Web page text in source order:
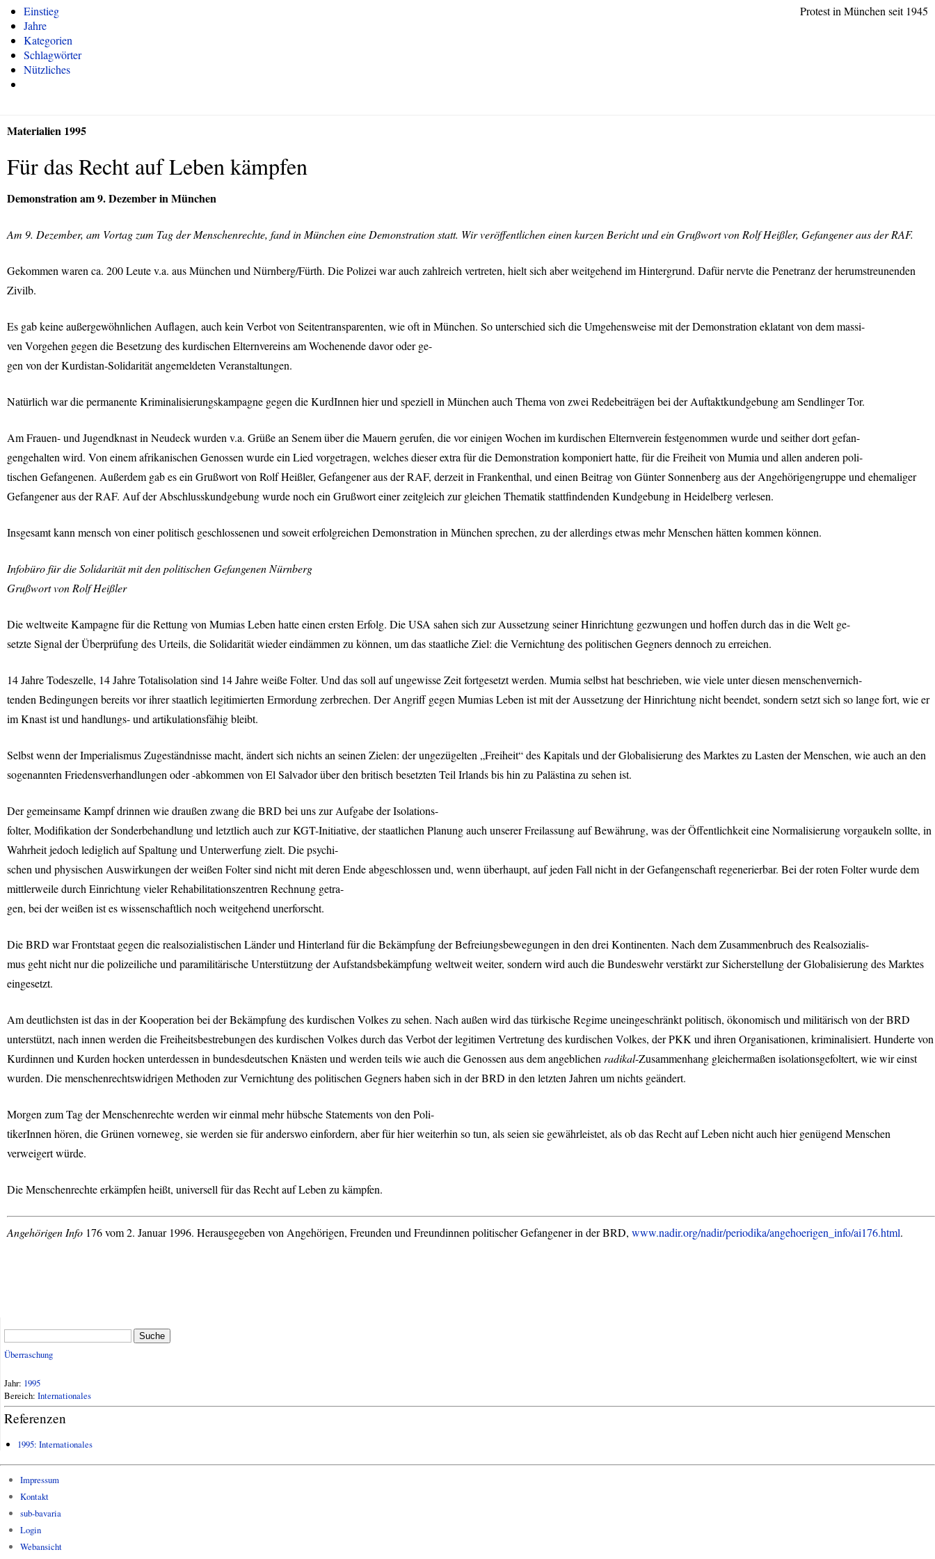
Protest in München seit 1945
Einstieg
Jahre
Kategorien
Schlagwörter
Nützliches
Materialien 1995
Für das Recht auf Leben kämpfen
Demonstration am 9. Dezember in München
Am 9. Dezember, am Vortag zum Tag der Menschenrechte, fand in München eine Demonstration statt. Wir veröffentlichen einen kurzen Bericht und ein Grußwort von Rolf Heißler, Gefangener aus derRAF.
Gekommen waren ca. 200 Leute v.a. aus München und Nürnberg/Fürth. Die Polizei war auch zahlreich vertreten, hielt sich aber weitgehend im Hintergrund. Dafür nervte die Penetranz der herumstreunenden
Zivilb.
Es gab keine außergewöhnlichen Auflagen, auch kein Verbot von Seitentransparenten, wie oft in München. So unterschied sich die Umgehensweise mit der Demonstration eklatant von dem massi-
ven Vorgehen gegen die Besetzung des kurdischen Elternvereins am Wochenende davor oder ge-
gen von der Kurdistan-Solidarität angemeldeten Veranstaltungen.
Natürlich war die permanente Kriminalisierungskampagne gegen die KurdInnen hier und speziell in München auch Thema von zwei Redebeiträgen bei der Auftaktkundgebung am Sendlinger Tor.
Am Frauen- und Jugendknast in Neudeck wurden v.a. Grüße an Senem über die Mauern gerufen, die vor einigen Wochen im kurdischen Elternverein festgenommen wurde und seither dort gefan-
gengehalten wird. Von einem afrikanischen Genossen wurde ein Lied vorgetragen, welches dieser extra für die Demonstration komponiert hatte, für die Freiheit von Mumia und allen anderen poli-
tischen Gefangenen. Außerdem gab es ein Grußwort von Rolf Heißler, Gefangener aus derRAF, derzeit in Frankenthal, und einen Beitrag von Günter Sonnenberg aus der Angehörigengruppe und ehemaliger
Gefangener aus derRAF. Auf der Abschlusskundgebung wurde noch ein Grußwort einer zeitgleich zur gleichen Thematik stattfindenden Kundgebung in Heidelberg verlesen.
Insgesamt kann mensch von einer politisch geschlossenen und soweit erfolgreichen Demonstration in München sprechen, zu der allerdings etwas mehr Menschen hätten kommen können.
Infobüro für die Solidarität mit den politischen Gefangenen Nürnberg
Grußwort von Rolf Heißler
Die weltweite Kampagne für die Rettung von Mumias Leben hatte einen ersten Erfolg. DieUSA sahen sich zur Aussetzung seiner Hinrichtung gezwungen und hoffen durch das in die Welt ge-
setzte Signal der Überprüfung des Urteils, die Solidarität wieder eindämmen zu können, um das staatliche Ziel: die Vernichtung des politischen Gegners dennoch zu erreichen.
14 Jahre Todeszelle, 14 Jahre Totalisolation sind 14 Jahre weiße Folter. Und das soll auf ungewisse Zeit fortgesetzt werden. Mumia selbst hat beschrieben, wie viele unter diesen menschenvernich-
tenden Bedingungen bereits vor ihrer staatlich legitimierten Ermordung zerbrechen. Der Angriff gegen Mumias Leben ist mit der Aussetzung der Hinrichtung nicht beendet, sondern setzt sich so lange fort, wie er
im Knast ist und handlungs- und artikulationsfähig bleibt.
Selbst wenn der Imperialismus Zugeständnisse macht, ändert sich nichts an seinen Zielen: der ungezügelten „Freiheit“ des Kapitals und der Globalisierung des Marktes zu Lasten der Menschen, wie auch an den
sogenannten Friedensverhandlungen oder -abkommen von El Salvador über den britisch besetzten Teil Irlands bis hin zu Palästina zu sehen ist.
Der gemeinsame Kampf drinnen wie draußen zwang dieBRD bei uns zur Aufgabe der Isolations-
folter, Modifikation der Sonderbehandlung und letztlich auch zurKGT-Initiative, der staatlichen Planung auch unserer Freilassung auf Bewährung, was der Öffentlichkeit eine Normalisierung vorgaukeln sollte, in
Wahrheit jedoch lediglich auf Spaltung und Unterwerfung zielt. Die psychi-
schen und physischen Auswirkungen der weißen Folter sind nicht mit deren Ende abgeschlossen und, wenn überhaupt, auf jeden Fall nicht in der Gefangenschaft regenerierbar. Bei der roten Folter wurde dem
mittlerweile durch Einrichtung vieler Rehabilitationszentren Rechnung getra-
gen, bei der weißen ist es wissenschaftlich noch weitgehend unerforscht.
DieBRD war Frontstaat gegen die realsozialistischen Länder und Hinterland für die Bekämpfung der Befreiungsbewegungen in den drei Kontinenten. Nach dem Zusammenbruch des Realsozialis-
mus geht nicht nur die polizeiliche und paramilitärische Unterstützung der Aufstandsbekämpfung weltweit weiter, sondern wird auch die Bundeswehr verstärkt zur Sicherstellung der Globalisierung des Marktes
eingesetzt.
Am deutlichsten ist das in der Kooperation bei der Bekämpfung des kurdischen Volkes zu sehen. Nach außen wird das türkische Regime uneingeschränkt politisch, ökonomisch und militärisch von derBRD
unterstützt, nach innen werden die Freiheitsbestrebungen des kurdischen Volkes durch das Verbot der legitimen Vertretung des kurdischen Volkes, derPKK und ihren Organisationen, kriminalisiert. Hunderte von
Kurdinnen und Kurden hocken unterdessen in bundesdeutschen Knästen und werden teils wie auch die Genossen aus dem angeblichen radikal-Zusammenhang gleichermaßen isolationsgefoltert, wie wir einst
wurden. Die menschenrechtswidrigen Methoden zur Vernichtung des politischen Gegners haben sich in derBRD in den letzten Jahren um nichts geändert.
Morgen zum Tag der Menschenrechte werden wir einmal mehr hübsche Statements von den Poli-
tikerInnen hören, die Grünen vorneweg, sie werden sie für anderswo einfordern, aber für hier weiterhin so tun, als seien sie gewährleistet, als ob das Recht auf Leben nicht auch hier genügend Menschen
verweigert würde.
Die Menschenrechte erkämpfen heißt, universell für das Recht auf Leben zu kämpfen.
Angehörigen Info 176 vom 2. Januar 1996. Herausgegeben von Angehörigen, Freunden und Freundinnen politischer Gefangener in derBRD, www.nadir.org/nadir/periodika/angehoerigen_info/ai176.html.
Suche
Überraschung
Jahr: 1995
Bereich: Internationales
Referenzen
1995: Internationales
Impressum
Kontakt
sub-bavaria
Login
Webansicht